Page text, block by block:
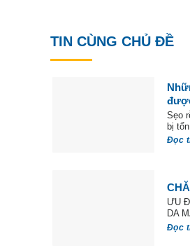
TIN CÙNG CHỦ ĐỀ
Sẹo
bị
Đọc
ƯU
DA
Đọc